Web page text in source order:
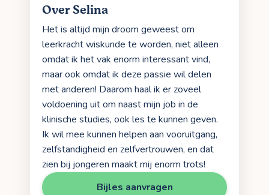
Over Selina
Het is altijd mijn droom geweest om
leerkracht wiskunde te worden, niet alleen
omdat ik het vak enorm interessant vind,
maar ook omdat ik deze passie wil delen
met anderen! Daarom haal ik er zoveel
voldoening uit om naast mijn job in de
klinische studies, ook les te kunnen geven.
Ik wil mee kunnen helpen aan vooruitgang,
zelfstandigheid en zelfvertrouwen, en dat
zien bij jongeren maakt mij enorm trots!
Bijles aanvragen